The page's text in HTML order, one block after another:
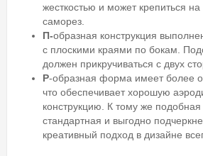
жесткостью и может крепиться
саморез.
П-образная конструкция
с плоскими краями по бокам.
должен прикручиваться с двух
Р-образная форма имеет более
что обеспечивает хорошую
конструкцию. К тому же
стандартная и выгодно
креативный подход в дизайне